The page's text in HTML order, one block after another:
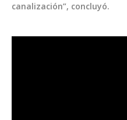
canalización”, concluyó.